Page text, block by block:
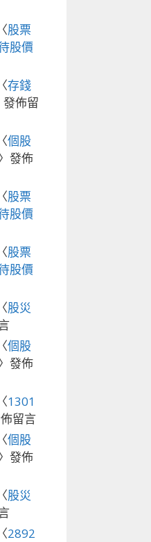
股票
股價
存錢
發佈留
個股
發佈
股票
股價
股票
股價
股災
個股
發佈
1301
留言
個股
發佈
股災
2892